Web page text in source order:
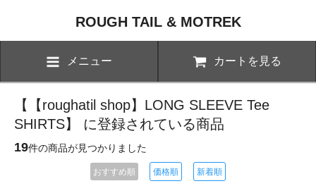
ROUGH TAIL & MOTREK
メニュー カートを見る
【【roughatil shop】LONG SLEEVE Tee
SHIRTS】 に登録されている商品
19件の商品が見つかりました
おすすめ順 価格順 新着順